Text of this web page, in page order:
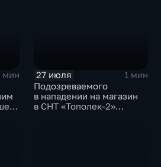
мин
27 июля
1 мин
Подозреваемого
в нападении на магазин
в СНТ «Тополек-2»